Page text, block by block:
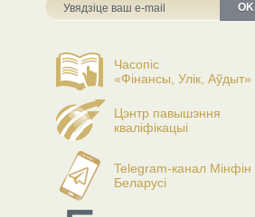
OK
Часопіс
«Фінансы, Улік, Аўдыт»
Цэнтр павышэння
кваліфікацыі
Telegram-канал Мінфін
Беларусі